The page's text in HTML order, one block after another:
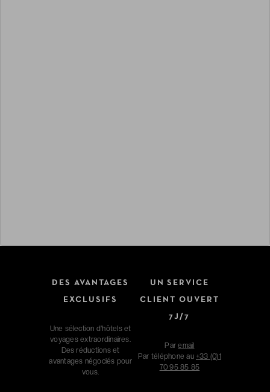
DES AVANTAGES
EXCLUSIFS
Une sélection d'hôtels et
voyages extraordinaires.
Des réductions et
avantages négociés pour
vous.
UN SERVICE
CLIENT OUVERT
7J/7
Paremail
Par téléphone au +33 (0)1
70 95 85 85